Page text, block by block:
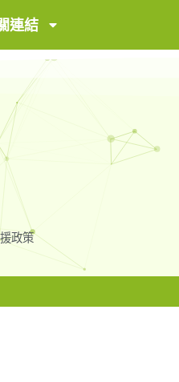
連結
政策